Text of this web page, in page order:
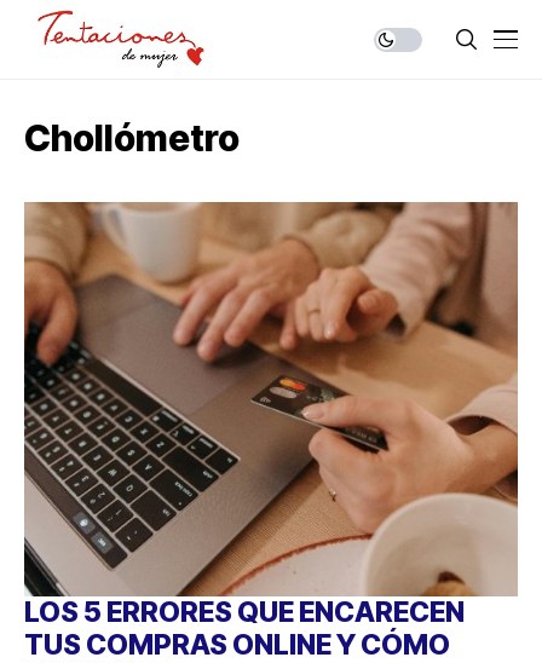
Chollómetro
LOS 5 ERRORES QUE ENCARECEN
TUS COMPRAS ONLINE Y CÓMO